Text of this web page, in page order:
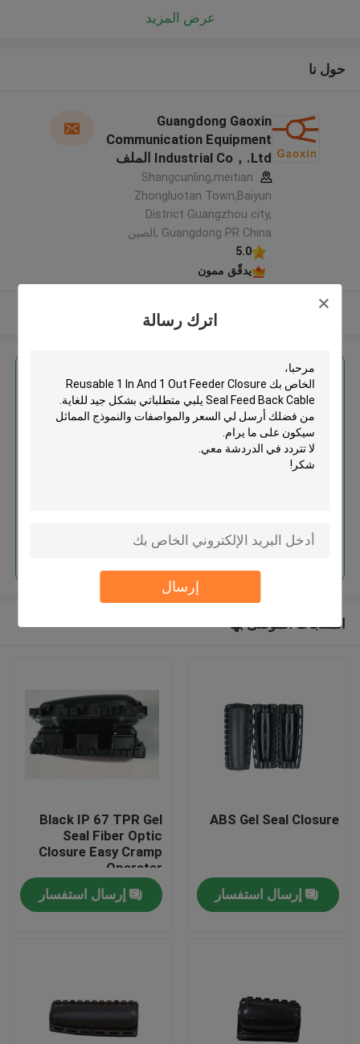
اترك رسالة
إرسال
معلومات عنا
عرض المزيد
حول نا
Guangdong Gaoxin
Communication Equipment
Industrial Co，.Ltd الملف
الشركة المصنعة
Shangcunling,meitian
Zhongluotan Town,Baiyun
District Guangzhou city,
Guangdong PR China ,الصين
5.0
يدقّق ممون
عرض المزيد
احصل على افضل سعر ل
Reusable 1 In And 1 Out Feeder
Closure Seal Feed Back Cable
استمر
المنتجات الموصى بها
ABS Gel Seal Closure
إرسال استفسار
Black IP 67 TPR Gel
Seal Fiber Optic
Closure Easy Cramp
Operater
إرسال استفسار